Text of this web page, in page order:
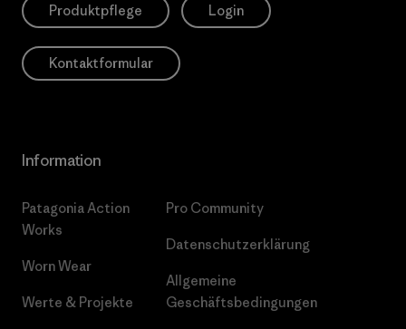
Produktpflege Login
Kontaktformular
Information
Patagonia Action
Works
Worn Wear
Werte & Projekte
Pro Community
Datenschutzerklärung
Allgemeine
Geschäftsbedingungen